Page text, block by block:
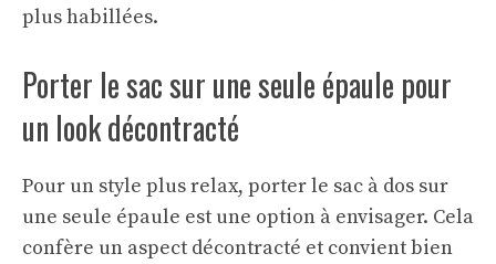
plus habillées.
Porter le sac sur une seule épaule pour
un look décontracté
Pour un style plus relax, porter le sac à dos sur
une seule épaule est une option à envisager. Cela
confère un aspect décontracté et convient bien